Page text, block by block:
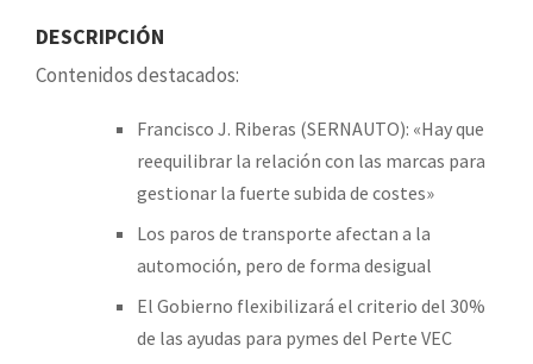
DESCRIPCIÓN
Contenidos destacados:
Francisco J. Riberas (SERNAUTO): «Hay que
reequilibrar la relación con las marcas para
gestionar la fuerte subida de costes»
Los paros de transporte afectan a la
automoción, pero de forma desigual
El Gobierno flexibilizará el criterio del 30%
de las ayudas para pymes del Perte VEC